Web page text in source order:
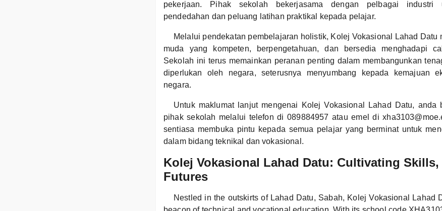
pekerjaan. Pihak sekolah bekerjasama dengan pelbagai industri
pendedahan dan peluang latihan praktikal kepada pelajar.
Melalui pendekatan pembelajaran holistik, Kolej Vokasional Lahad Datu
muda yang kompeten, berpengetahuan, dan bersedia menghadapi
Sekolah ini terus memainkan peranan penting dalam membangunkan
diperlukan oleh negara, seterusnya menyumbang kepada kemajuan
negara.
Untuk maklumat lanjut mengenai Kolej Vokasional Lahad Datu, anda
pihak sekolah melalui telefon di 089884957 atau emel di
sentiasa membuka pintu kepada semua pelajar yang berminat untuk
dalam bidang teknikal dan vokasional.
Kolej Vokasional Lahad Datu: Cultivating Skills,
Futures
Nestled in the outskirts of Lahad Datu, Sabah, Kolej Vokasional Lahad